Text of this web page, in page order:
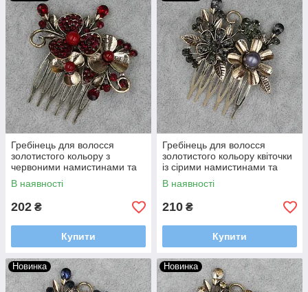
Гребінець для волосся
золотистого кольору з
червоними намистинами та
стразами квіточок розмір
6,5х6 см
В наявності
202 ₴
Купити
Гребінець для волосся
золотистого кольору квіточки
із сірими намистинами та
стразами на 6 зубців розмір
60х45 мм
В наявності
210 ₴
Купити
Новинка Новинка